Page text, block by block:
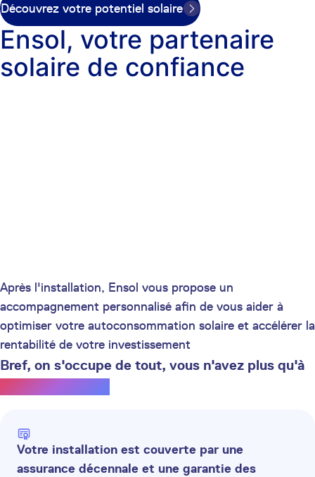
Découvrez votre potentiel solaire
Ensol, votre partenaire
solaire de confiance
Après l'installation, Ensol vous propose un
accompagnement personnalisé afin de vous aider à
optimiser votre autoconsommation solaire et accélérer la
rentabilité de votre investissement
Bref, on s'occupe de tout, vous n'avez plus qu'à
profiter du soleil.
Votre installation est couverte par une
assurance décennale et une garantie des